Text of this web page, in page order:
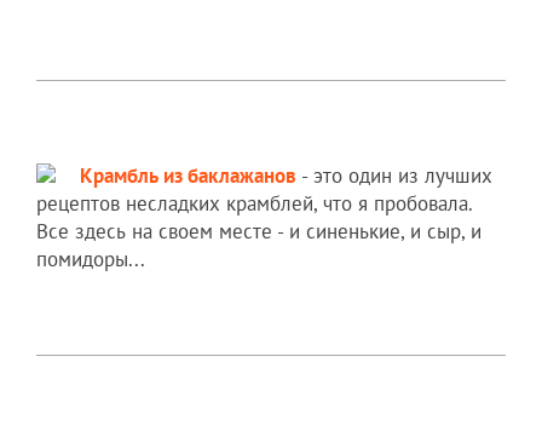
Крамбль из баклажанов - это один из лучших
рецептов несладких крамблей, что я пробовала.
Все здесь на своем месте - и синенькие, и сыр, и
помидоры...